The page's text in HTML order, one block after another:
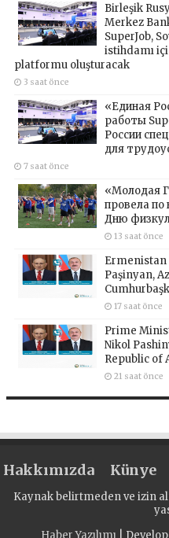
Birleşik
Merkez
SuperJob,
istihdamı
platformu oluşturacak
3 saat önce
«Единая
работы
России
для
7 saat önce
«Молодая
провела по
Дню
13 saat önce
Ermenistan
Paşinyan,
17 saat önce
Prime
Nikol
Republic of
21 saat önce
Hakkımızda Künye
Kaynak belirtmeden ve izin
Haber Yazılımı |